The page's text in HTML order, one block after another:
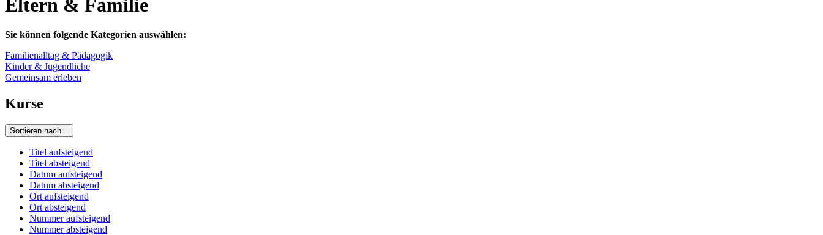
Eltern & Familie
Sie können folgende Kategorien auswählen:
Familienalltag & Pädagogik
Kinder & Jugendliche
Gemeinsam erleben
Kurse
Sortieren nach...
Titel aufsteigend
Titel absteigend
Datum aufsteigend
Datum absteigend
Ort aufsteigend
Ort absteigend
Nummer aufsteigend
Nummer absteigend